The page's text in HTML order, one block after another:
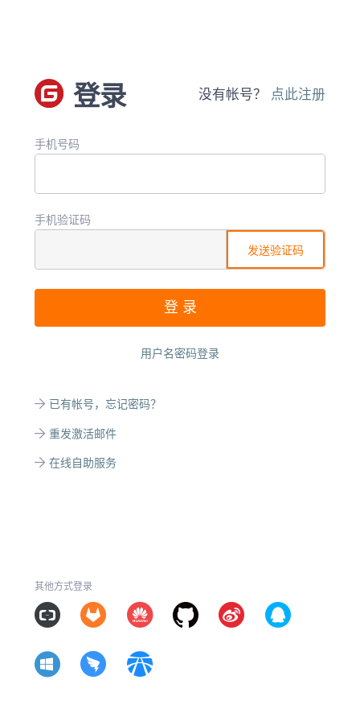
登录 没有帐号？ 点此注册
手机号码
手机验证码
发送验证码
用户名密码登录
已有帐号，忘记密码？
重发激活邮件
在线自助服务
其他方式登录